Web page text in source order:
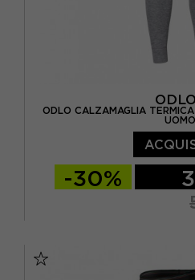
ODLO CALZAMAGLIA
UOMO
-30%